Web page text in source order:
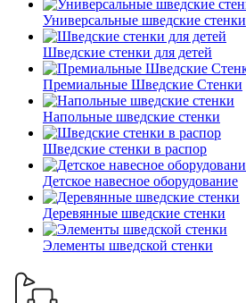
Универсальные шведские стенки
Шведские стенки для детей
Премиальные Шведские Стенки
Напольные шведские стенки
Шведские стенки в распор
Детское навесное оборудование
Деревянные шведские стенки
Элементы шведской стенки